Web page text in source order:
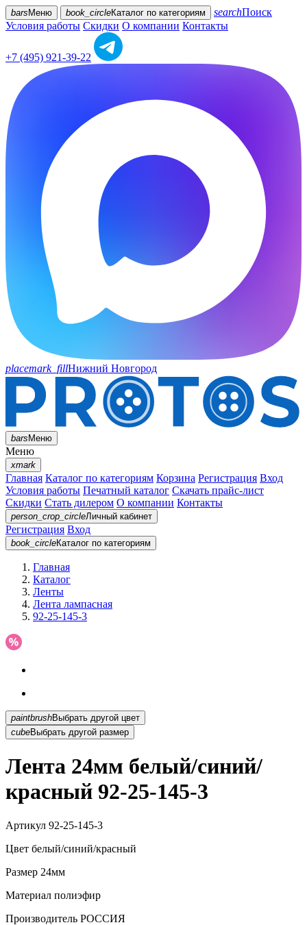
bars Меню book_circleКаталог по категориям searchПоиск
Условия работы Скидки О компании Контакты
+7 (495) 921-39-22
placemark_fillНижний Новгород
barsМеню
Меню
xmark
Главная Каталог по категориям Корзина Регистрация Вход
Условия работы Печатный каталог Скачать прайс-лист
Скидки Стать дилером О компании Контакты
person_crop_circleЛичный кабинет
Регистрация Вход
book_circleКаталог по категориям
Главная
Каталог
Ленты
Лента лампасная
92-25-145-3
paintbrush
Выбрать другой цвет
cubeВыбрать другой размер
Лента 24мм белый/синий/
красный 92-25-145-3
Артикул 92-25-145-3
Цвет белый/синий/красный
Размер 24мм
Материал полиэфир
Производитель РОССИЯ